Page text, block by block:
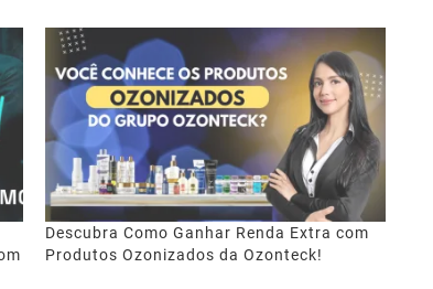
Descubra Como Ganhar Renda Extra com
Produtos Ozonizados da Ozonteck!